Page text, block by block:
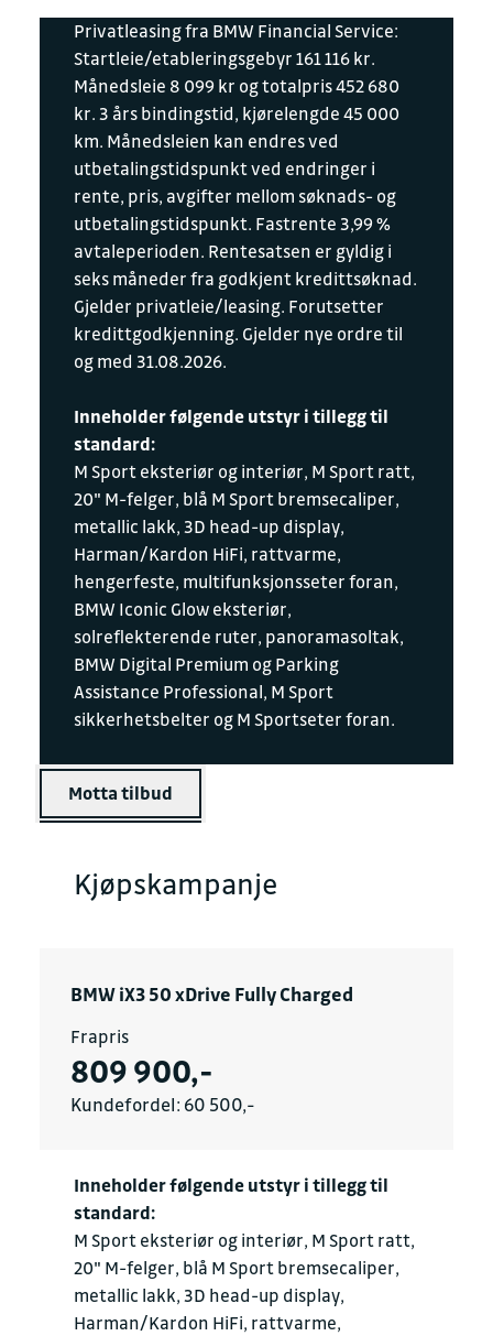
Privatleasing fra BMW Financial Service:
Startleie/etableringsgebyr 161 116 kr.
Månedsleie 8 099 kr og totalpris 452 680
kr. 3 års bindingstid, kjørelengde 45 000
km. Månedsleien kan endres ved
utbetalingstidspunkt ved endringer i
rente, pris, avgifter mellom søknads- og
utbetalingstidspunkt. Fastrente 3,99 %
avtaleperioden. Rentesatsen er gyldig i
seks måneder fra godkjent kredittsøknad.
Gjelder privatleie/leasing. Forutsetter
kredittgodkjenning. Gjelder nye ordre til
og med 31.08.2026.
Inneholder følgende utstyr i tillegg til
standard:
M Sport eksteriør og interiør, M Sport ratt,
20" M-felger, blå M Sport bremsecaliper,
metallic lakk, 3D head-up display,
Harman/Kardon HiFi, rattvarme,
hengerfeste, multifunksjonsseter foran,
BMW Iconic Glow eksteriør,
solreflekterende ruter, panoramasoltak,
BMW Digital Premium og Parking
Assistance Professional, M Sport
sikkerhetsbelter og M Sportseter foran.
Motta tilbud
Kjøpskampanje
BMW iX3 50 xDrive Fully Charged
Frapris
Kundefordel: 60 500,-
809 900,-
Inneholder følgende utstyr i tillegg til
standard:
M Sport eksteriør og interiør, M Sport ratt,
20" M-felger, blå M Sport bremsecaliper,
metallic lakk, 3D head-up display,
Harman/Kardon HiFi, rattvarme,